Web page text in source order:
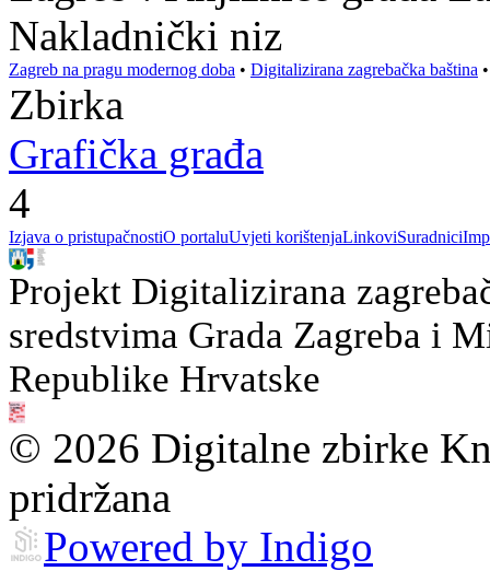
Nakladnički niz
Zagreb na pragu modernog doba • Digitalizirana zagrebačka baština
Zbirka
Grafička građa
4
Izjava o pristupačnostiO portaluUvjeti korištenjaLinkoviSuradnici
Projekt Digitalizirana
sredstvima Grada Zagreba i
Republike Hrvatske
© 2026 Digitalne zbirke
pridržana
Powered by Indigo